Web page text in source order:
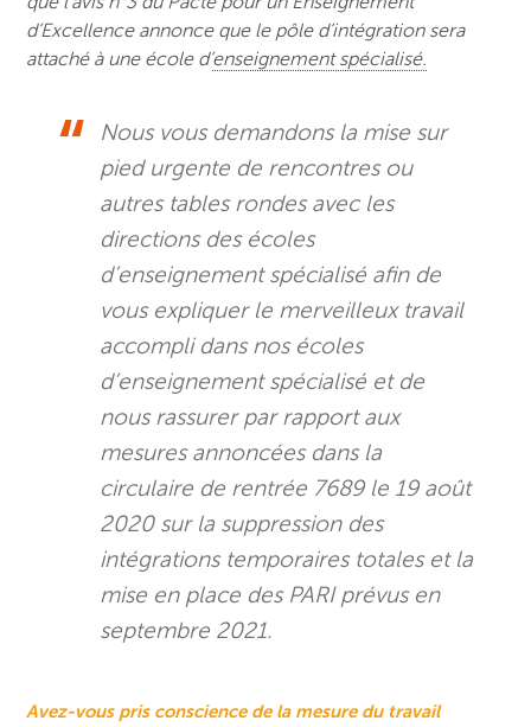
d’Excellence annonce que le pôle d’intégration sera
attaché à une école d’enseignement spécialisé.
Nous vous demandons la mise sur
pied urgente de rencontres ou
autres tables rondes avec les
directions des écoles
d’enseignement spécialisé afin de
vous expliquer le merveilleux travail
accompli dans nos écoles
d’enseignement spécialisé et de
nous rassurer par rapport aux
mesures annoncées dans la
circulaire de rentrée 7689 le 19 août
2020 sur la suppression des
intégrations temporaires totales et la
mise en place des PARI prévus en
septembre 2021.
Avez-vous pris conscience de la mesure du travail